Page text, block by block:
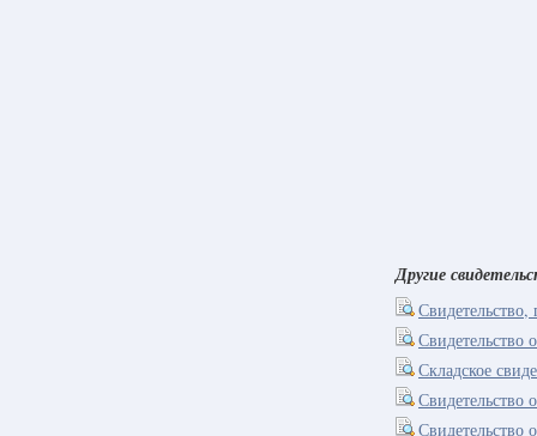
Другие
Свидетельство
Складское
Свидетельство
Свидетельство